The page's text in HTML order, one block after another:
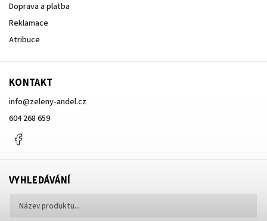
Doprava a platba
Reklamace
Atribuce
KONTAKT
info@zeleny-andel.cz
604 268 659
VYHLEDÁVÁNÍ